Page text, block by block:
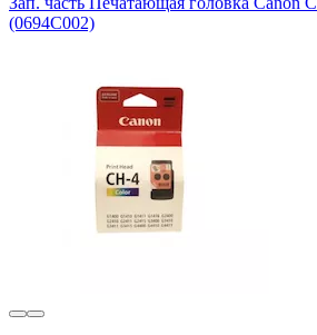
(0694C002)